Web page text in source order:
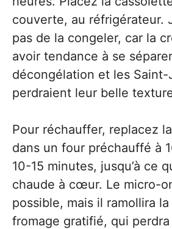
couverte, au réfrigérateur.
pas de la congeler, car la
avoir tendance à se
décongélation et les Saint-
perdraient leur belle
Pour réchauffer, replacez
dans un four préchauffé à
10-15 minutes, jusqu’à ce
chaude à cœur. Le micro-
possible, mais il ramollira
fromage gratifié, qui perdra